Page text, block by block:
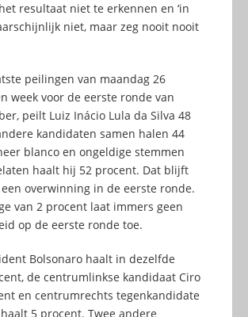
resultaat niet te erkennen en ‘in
niet, maar zeg nooit nooit
peilingen van maandag 26
week voor de eerste ronde van
peilt Luiz Inácio Lula da Silva 48
kandidaten samen halen 44
blanco en ongeldige stemmen
haalt hij 52 procent. Dat blijft
overwinning in de eerste ronde.
van 2 procent laat immers geen
op de eerste ronde toe.
Bolsonaro haalt in dezelfde
de centrumlinkse kandidaat Ciro
en centrumrechts tegenkandidate
5 procent. Twee andere